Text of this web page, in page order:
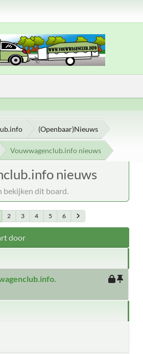
(Openbaar)Nieuws
Vouwwagenclub.info nieuws
nieuws
bekijken dit board.
2 3 4 5 6
door